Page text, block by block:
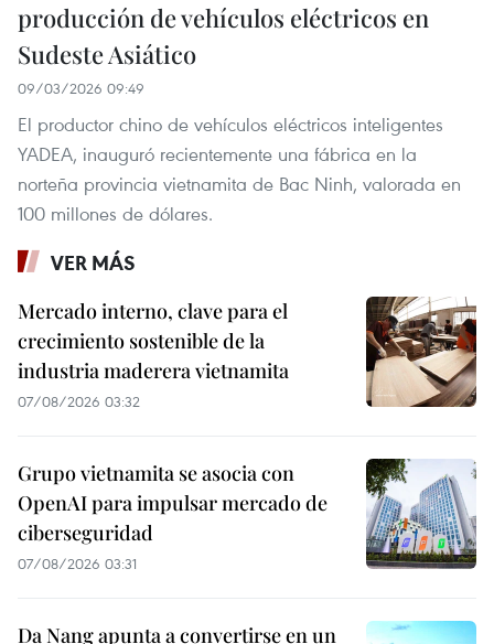
producción de vehículos eléctricos en
Sudeste Asiático
09/03/2026 09:49
El productor chino de vehículos eléctricos inteligentes
YADEA, inauguró recientemente una fábrica en la
norteña provincia vietnamita de Bac Ninh, valorada en
100 millones de dólares.
VER MÁS
Mercado interno, clave para el
crecimiento sostenible de la
industria maderera vietnamita
07/08/2026 03:32
Grupo vietnamita se asocia con
OpenAI para impulsar mercado de
ciberseguridad
07/08/2026 03:31
Da Nang apunta a convertirse en un